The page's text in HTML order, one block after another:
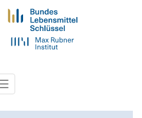
Toggle
navigation